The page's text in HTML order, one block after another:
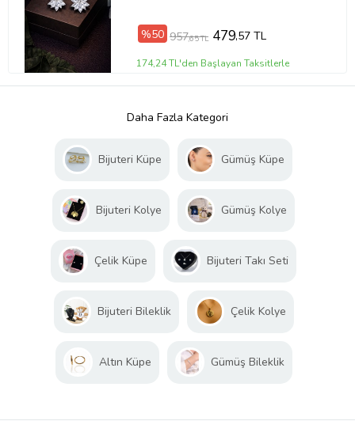
%50 957,65 TL 479,57 TL
174,24 TL'den Başlayan Taksitlerle
Daha Fazla Kategori
Bijuteri Küpe Gümüş Küpe
Bijuteri Kolye Gümüş Kolye
Çelik Küpe Bijuteri Takı Seti
Bijuteri Bileklik Çelik Kolye
Altın Küpe Gümüş Bileklik